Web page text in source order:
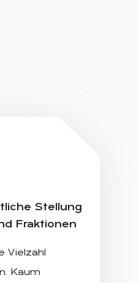
Stel­lung
Frak­tio­nen
Vielzahl
Kaum